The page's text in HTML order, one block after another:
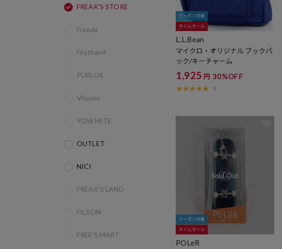
FREAK'S STORE
Freada
Firsthand
PUBLUX
Vitamix
YOSEMITE
OUTLET
NICI
FREAK'S LAND
FILSON
FREE'S MART
クーポン対象
タイムセール
L.L.Bean
マイクロ・オリジナル ブックパ
ック/キーチャーム
1,925 円 30%OFF
1
クーポン対象
タイムセール
POLeR